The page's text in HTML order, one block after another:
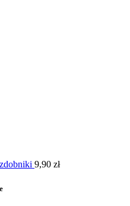
9,90 zł